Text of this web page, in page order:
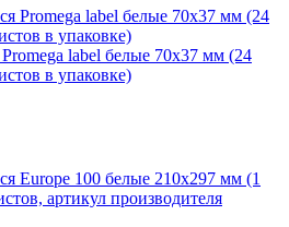
label белые 70х37 мм (24
в упаковке)